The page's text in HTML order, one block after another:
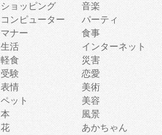
ショッピング
音楽
コンピューター
パーティ
マナー
食事
生活
インターネット
軽食
災害
受験
恋愛
表情
美術
ペット
美容
本
風景
花
あかちゃん